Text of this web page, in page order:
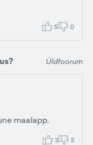
5 0
Üldfoorum
maalapp.
3 3